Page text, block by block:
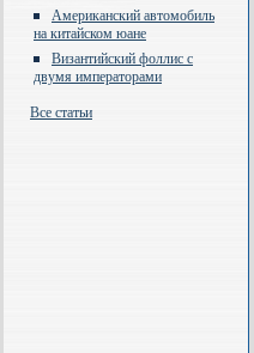
Американский автомобиль
на китайском юане
Византийский фоллис с
двумя императорами
Все статьи